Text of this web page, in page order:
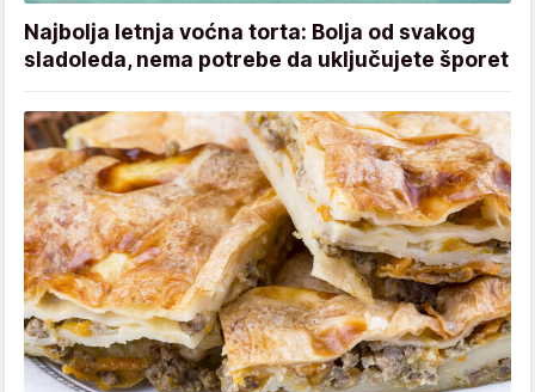
Najbolja letnja voćna torta: Bolja od svakog
sladoleda, nema potrebe da uključujete šporet